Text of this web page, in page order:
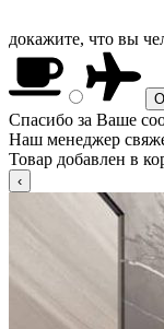
докажите, что вы
Спасибо за Ваше
Наш менеджер
Товар добавлен в